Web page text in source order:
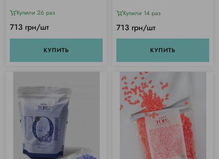
Купили 26 раз
713 грн/шт
КУПИТЬ
Купили 14 раз
713 грн/шт
КУПИТЬ